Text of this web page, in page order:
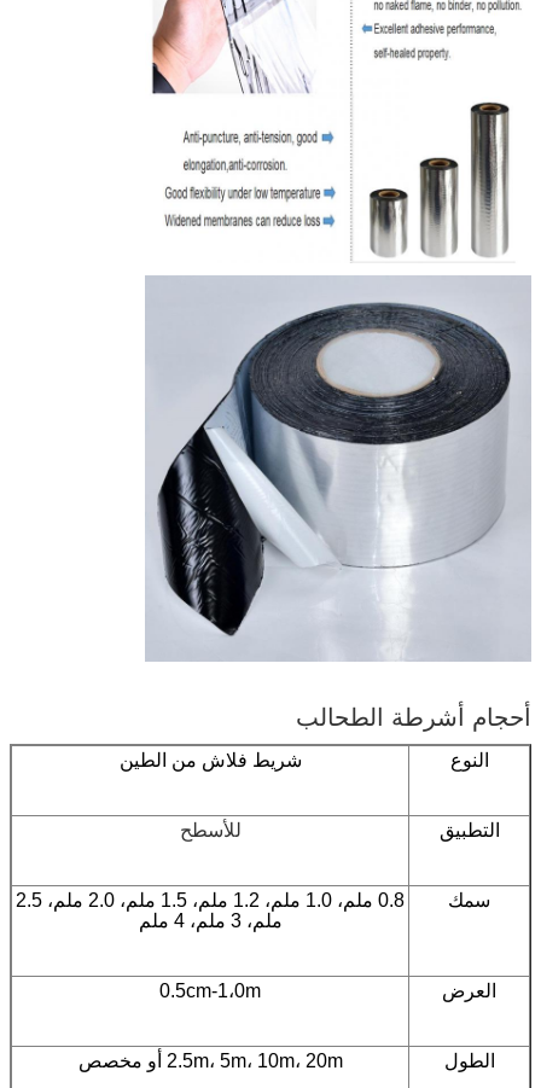
أحجام أشرطة الطحالب
النوع شريط فلاش من الطين
التطبيق للأسطح
سمك
0.8 ملم، 1.0 ملم، 1.2 ملم، 1.5 ملم، 2.0 ملم، 2.5
ملم، 3 ملم، 4 ملم
العرض 0.5cm-1،0m
الطول 2.5m، 5m، 10m، 20m أو مخصص